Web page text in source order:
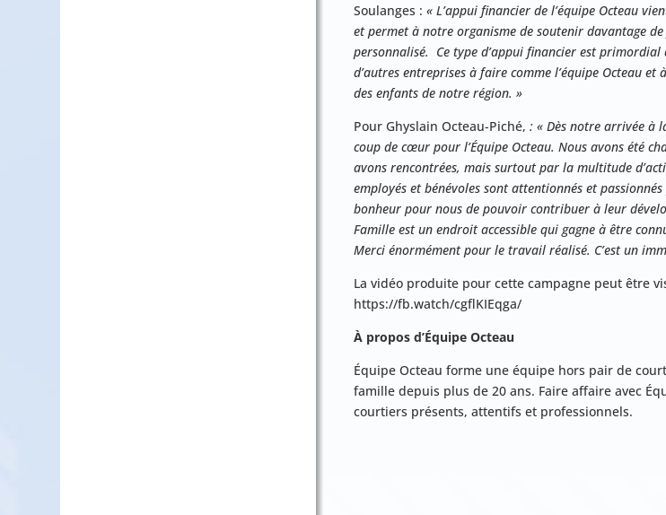
Soulanges : « L’appui financier de l’équipe Octeau
et permet à notre organisme de soutenir davantage
personnalisé. Ce type d’appui financier est
d’autres entreprises à faire comme l’équipe Octeau
des enfants de notre région. »
Pour Ghyslain Octeau-Piché, : « Dès notre arrivée à
coup de cœur pour l’Équipe Octeau. Nous avons été
avons rencontrées, mais surtout par la multitude
employés et bénévoles sont attentionnés et passionnés
bonheur pour nous de pouvoir contribuer à leur
Famille est un endroit accessible qui gagne à être
Merci énormément pour le travail réalisé. C’est un
La vidéo produite pour cette campagne peut être
https://fb.watch/cgflKIEqga/
À propos d’Équipe Octeau
Équipe Octeau forme une équipe hors pair de
famille depuis plus de 20 ans. Faire affaire avec
courtiers présents, attentifs et professionnels.